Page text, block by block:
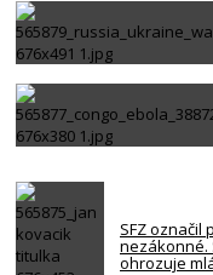
SFZ označil
nezákonné.
ohrozuje